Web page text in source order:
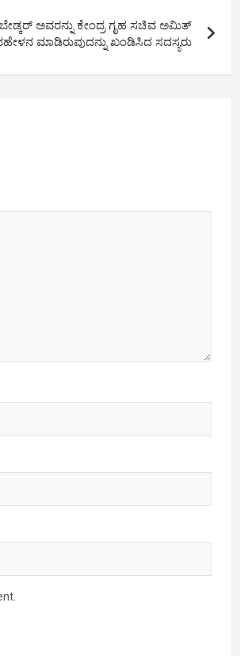
ಅವರನ್ನು ಕೇಂದ್ರ ಗೃಹ ಸಚಿವ ಅಮಿತ್
ಮಾಡಿರುವುದನ್ನು ಖಂಡಿಸಿದ ಸದಸ್ಯರು